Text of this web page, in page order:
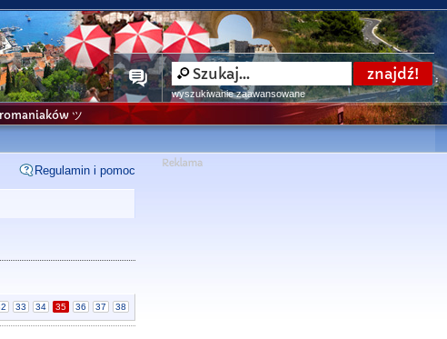
wyszukiwanie zaawansowane
ツ
Regulamin i pomoc
33 34 35 36 37 38